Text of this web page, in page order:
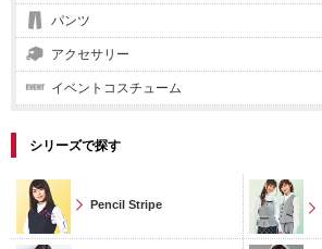
パンツ
アクセサリー
イベントコスチューム
シリーズで探す
Pencil Stripe